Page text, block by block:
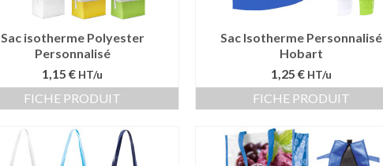
Sac isotherme Polyester
Personnalisé
1,15 € HT/u
FICHE PRODUIT
Sac Isotherme Personnalisé
Hobart
1,25 € HT/u
FICHE PRODUIT